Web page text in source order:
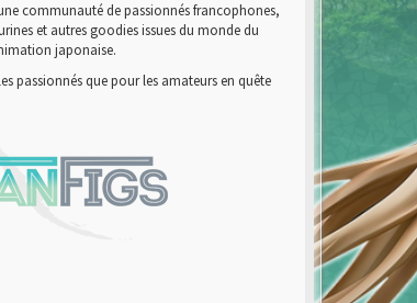
communauté de passionnés francophones,
et autres goodies issues du monde du
japonaise.
passionnés que pour les amateurs en quête